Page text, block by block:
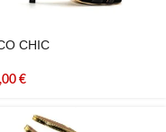
CHIC
€